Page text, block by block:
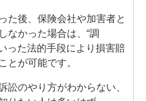
た後、保険会社や加害者と
なかった場合は、“調
った法的手段により損害賠
とが可能です。
訟のやり方がわからない、